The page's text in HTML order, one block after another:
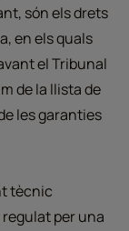
són els drets
en els quals
el Tribunal
de la llista de
les garanties
tècnic
per una